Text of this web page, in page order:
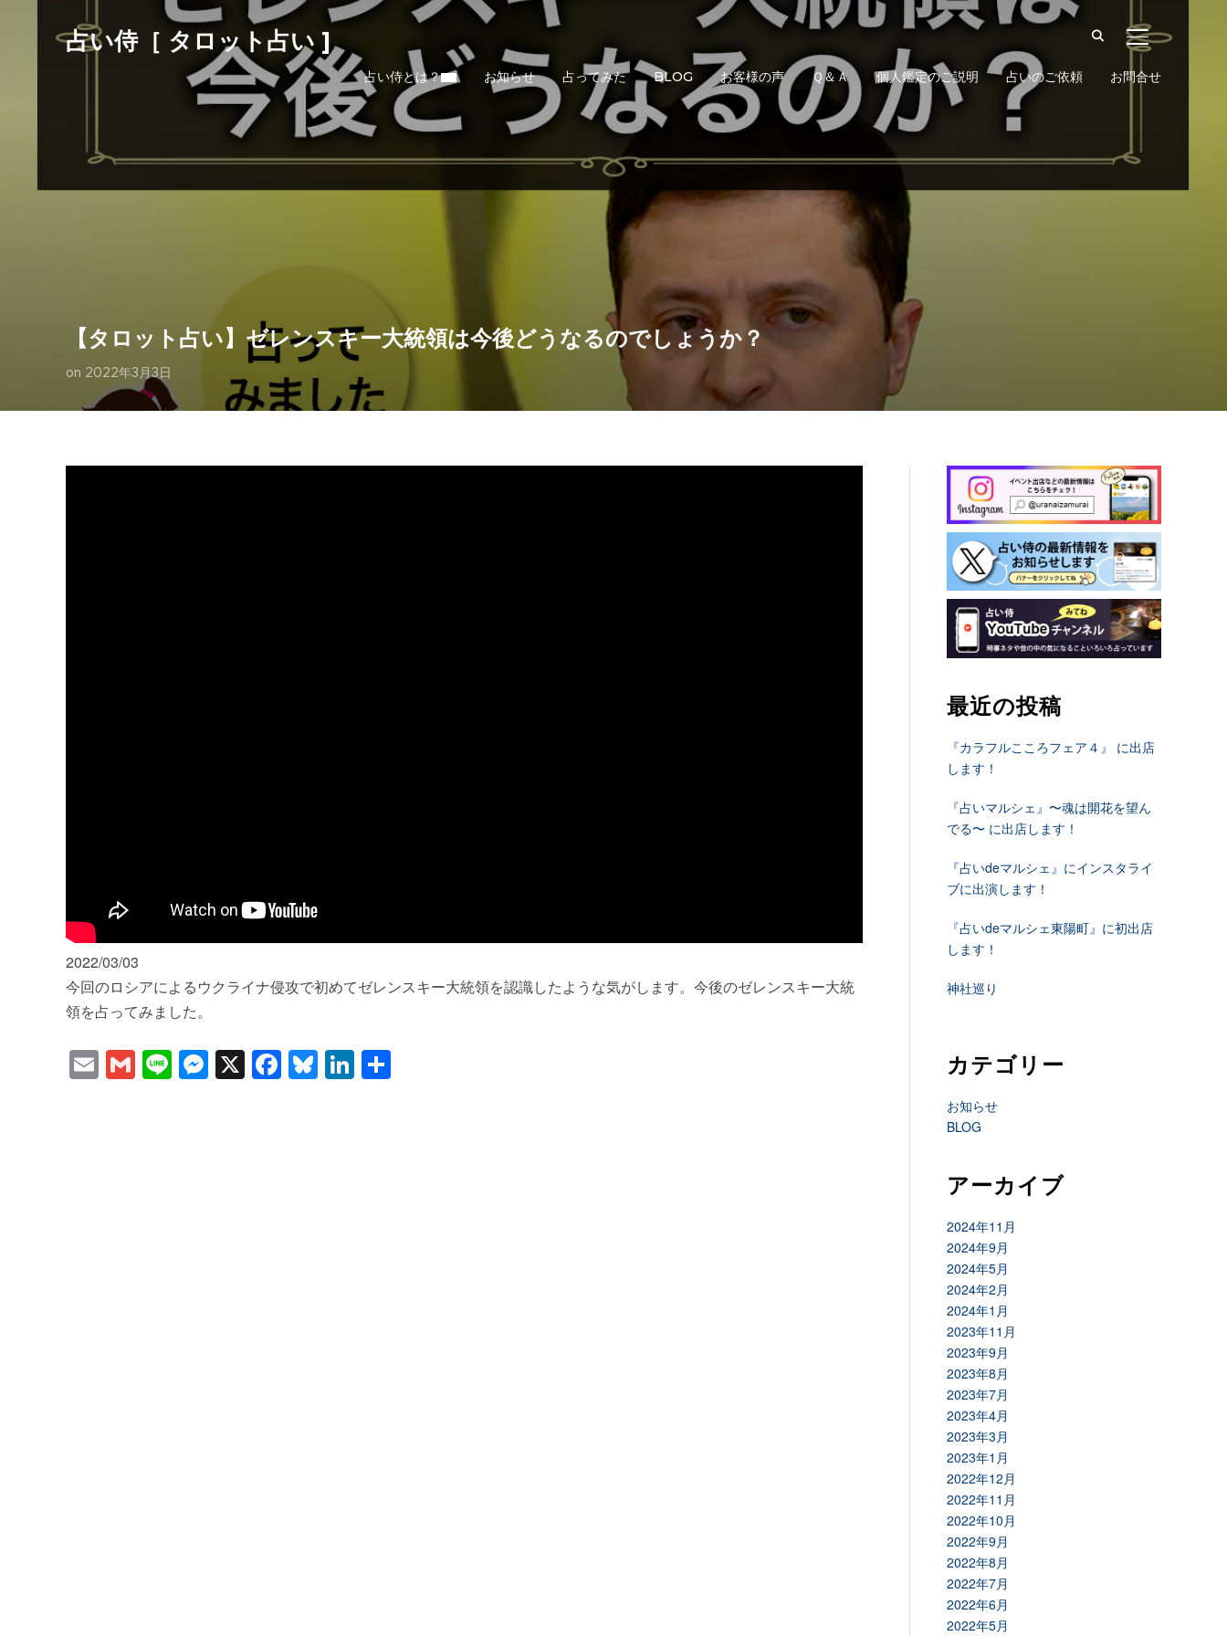
占い侍［ タロット占い ] サイドバーと
占い侍とは？ お知らせ 占ってみた BLOG お客様の声 Ｑ＆Ａ 個人鑑定のご説明 占いのご依頼 お問合せ
【タロット占い】ゼレンスキー大統領は今後どうなるのでしょうか？
on 2022年3月3日
2022/03/03
今回のロシアによるウクライナ侵攻で初めてゼレンスキー大統領を認識したような気がします。今後のゼレンスキー大統
領を占ってみました。
EmailGmail
LineMessenger
X Facebook
BlueskyLinkedIn
最近の投稿
『カラフルこころフェア４』 に出店
します！
『占いマルシェ』〜魂は開花を望ん
でる〜 に出店します！
『占いdeマルシェ』にインスタライ
ブに出演します！
『占いdeマルシェ東陽町』に初出店
します！
神社巡り
カテゴリー
お知らせ
BLOG
アーカイブ
2024年11月
2024年9月
2024年5月
2024年2月
2024年1月
2023年11月
2023年9月
2023年8月
2023年7月
2023年4月
2023年3月
2023年1月
2022年12月
2022年11月
2022年10月
2022年9月
2022年8月
2022年7月
2022年6月
2022年5月